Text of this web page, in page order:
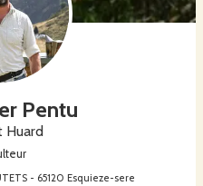
Pentu
Huard
- 65120 Esquieze-sere